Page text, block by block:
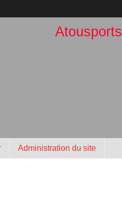
Atousports
Administration du site